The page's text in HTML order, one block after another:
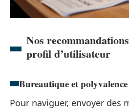
Nos
profil d’utilisateur
Bureautique et polyvalence
Pour naviguer, envoyer des